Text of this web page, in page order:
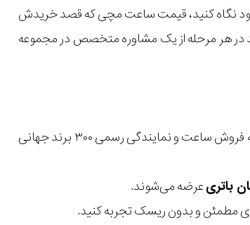
خود نگاه کنید، قیمت ساعت مچی که قصد خریدش
در هر مرحله از یک مشاوره متخصص در مجموعه
با بیش از ۱۵ سال سابقه فروش ساعت و نمایندگی رسمی ۳۰۰ برند جهانی
عرضه می‌شوند.
مطمئن و بدون ریسک تجربه کنید.